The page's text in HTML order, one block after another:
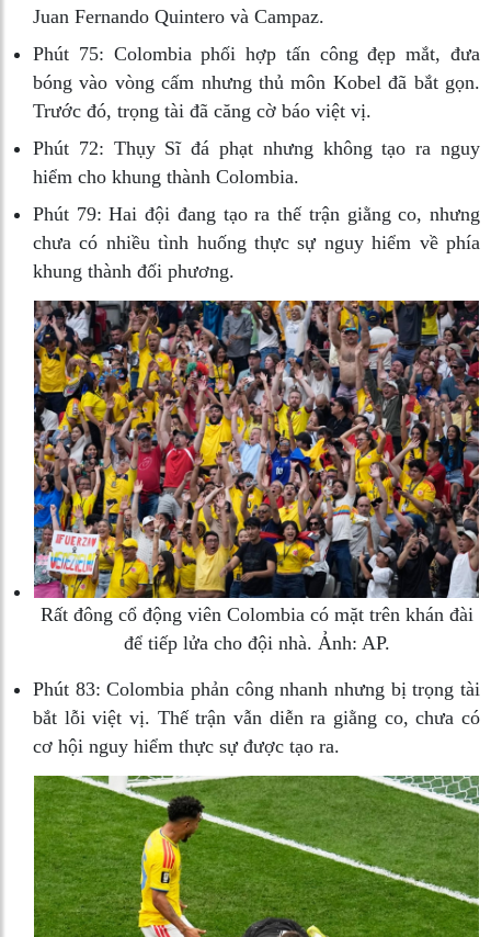
Juan Fernando Quintero và Campaz.
Phút 75: Colombia phối hợp tấn công đẹp mắt, đưa
bóng vào vòng cấm nhưng thủ môn Kobel đã bắt gọn.
Trước đó, trọng tài đã căng cờ báo việt vị.
Phút 72: Thụy Sĩ đá phạt nhưng không tạo ra nguy
hiểm cho khung thành Colombia.
Phút 79: Hai đội đang tạo ra thế trận giằng co, nhưng
chưa có nhiều tình huống thực sự nguy hiểm về phía
khung thành đối phương.
Rất đông cổ động viên Colombia có mặt trên khán đài
để tiếp lửa cho đội nhà. Ảnh: AP.
Phút 83: Colombia phản công nhanh nhưng bị trọng tài
bắt lỗi việt vị. Thế trận vẫn diễn ra giằng co, chưa có
cơ hội nguy hiểm thực sự được tạo ra.